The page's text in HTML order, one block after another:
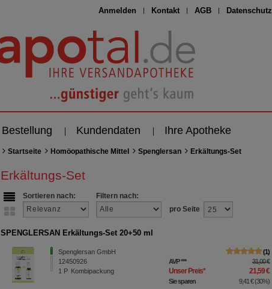
Anmelden Kontakt AGB Datenschutz
Bestellung Kundendaten Ihre Apotheke
Startseite Homöopathische Mittel Spenglersan Erkältungs-Set
Erkältungs-Set
Sortieren nach:
Filtern nach:
pro Seite
SPENGLERSAN Erkältungs-Set 20+50 ml
Spenglersan GmbH
12450926
1
P Kombipackung
1
AVP*** 31,00 €
Unser Preis* 21,59 €
Sie sparen 9,41 €(30%)